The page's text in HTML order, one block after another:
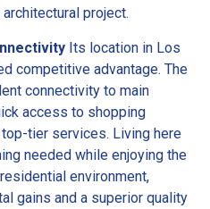
project.
Its location in Los
competitive advantage. The
connectivity to main
access to shopping
tier services. Living here
needed while enjoying the
environment,
gains and a superior quality